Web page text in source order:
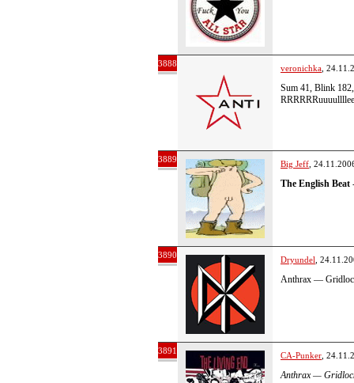
3888 veronichka ,
Sum 41, Blink
3889 Big Jeff ,
The English Beat
3890 Dryundel ,
Anthrax —
3891 CA-Punker ,
Anthrax —